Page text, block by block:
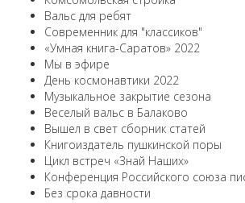
Вальс для ребят
Современник для "классиков"
«Умная книга-Саратов» 2022
Мы в эфире
День космонавтики 2022
Музыкальное закрытие сезона
Веселый вальс в Балаково
Вышел в свет сборник статей
Книгоиздатель пушкинской поры
Цикл встреч «Знай Наших»
Конференция Российского союза
Без срока давности